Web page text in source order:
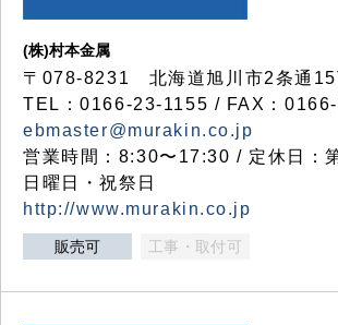
(株)村本金属
〒078-8231 北海道旭川市2条通15
TEL：0166-23-1155 / FAX：
ebmaster@murakin.co.jp
営業時間：8:30〜17:30 / 定休日：
日曜日・祝祭日
http://www.murakin.co.jp
販売可 工事・取付可